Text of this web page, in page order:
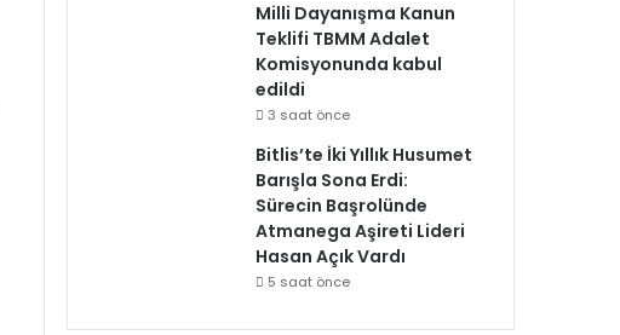
Milli Dayanışma Kanun
Teklifi TBMM Adalet
Komisyonunda kabul
edildi
3 saat önce
Bitlis’te İki Yıllık Husumet
Barışla Sona Erdi:
Sürecin Başrolünde
Atmanega Aşireti Lideri
Hasan Açık Vardı
5 saat önce